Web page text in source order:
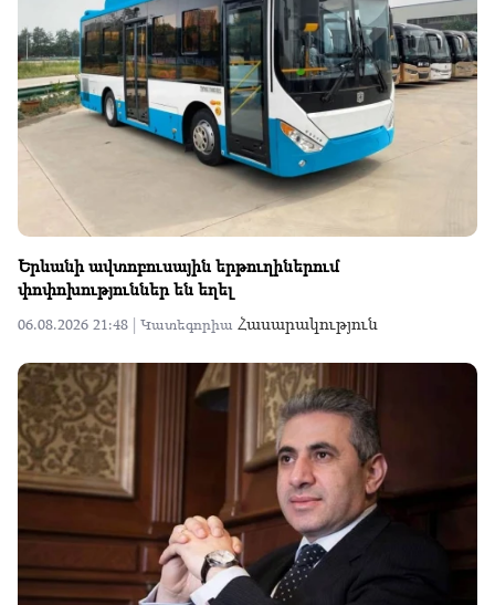
Երևանի ավտոբուսային երթուղիներում
փոփոխություններ են եղել
06.08.2026 21:48 | Կատեգորիա Հասարակություն